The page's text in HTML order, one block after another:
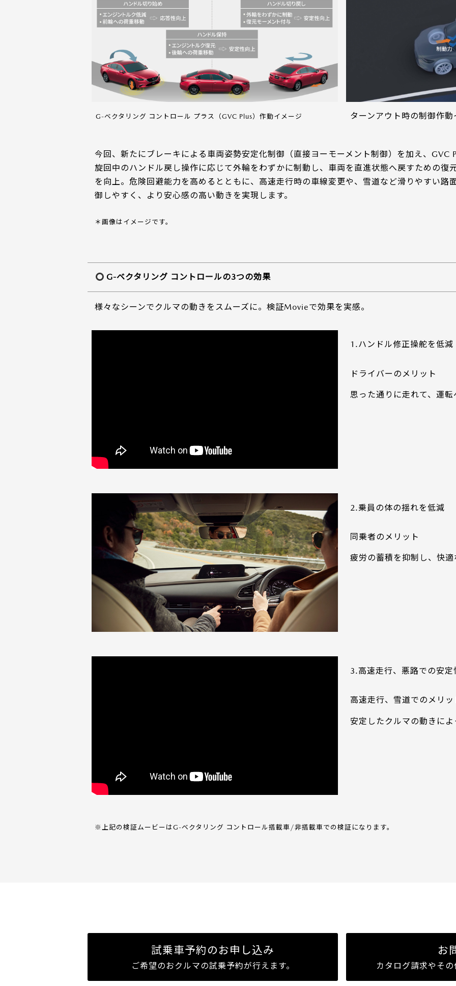
G-ベクタリング コントロール プラス（GVC Plus）作動イメージ ターンアウト時の制御作動
今回、新たにブレーキによる車両姿勢安定化制御（直接ヨーモーメント制御）を加え、GVC
旋回中のハンドル戻し操作に応じて外輪をわずかに制動し、車両を直進状態へ戻すための復
を向上。危険回避能力を高めるとともに、高速走行時の車線変更や、雪道など滑りやすい路
御しやすく、より安心感の高い動きを実現します。
＊画像はイメージです。
G-ベクタリング コントロールの3つの効果
様々なシーンでクルマの動きをスムーズに。検証Movieで効果を実感。
1.ハンドル修正操舵を低減
ドライバーのメリット
思った通りに走れて、運転
2.乗員の体の揺れを低減
同乗者のメリット
疲労の蓄積を抑制し、快
3.高速走行、悪路での安定
高速走行、雪道でのメリッ
安定したクルマの動きに
※上記の検証ムービーはG-ベクタリング コントロール搭載車/非搭載車での検証になります。
試乗車予約のお申し込み
ご希望のおクルマの試乗予約が行えます。
お
カタログ請求やそ